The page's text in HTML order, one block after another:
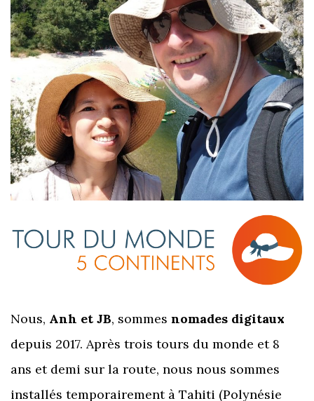
Nous, Anh et JB, sommes nomades digitaux
depuis 2017. Après trois tours du monde et 8
ans et demi sur la route, nous nous sommes
installés temporairement à Tahiti (Polynésie